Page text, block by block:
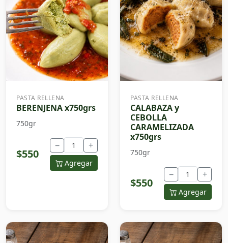
PASTA RELLENA
BERENJENA x750grs
750gr
$550
− +
Agregar
PASTA RELLENA
CALABAZA y
CEBOLLA
CARAMELIZADA
x750grs
750gr
$550
− +
Agregar